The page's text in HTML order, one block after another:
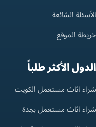
الأسئلة الشائعة
خريطة الموقع
الدول الأكثر طلباً
شراء اثاث مستعمل الكويت
شراء اثاث مستعمل بجدة